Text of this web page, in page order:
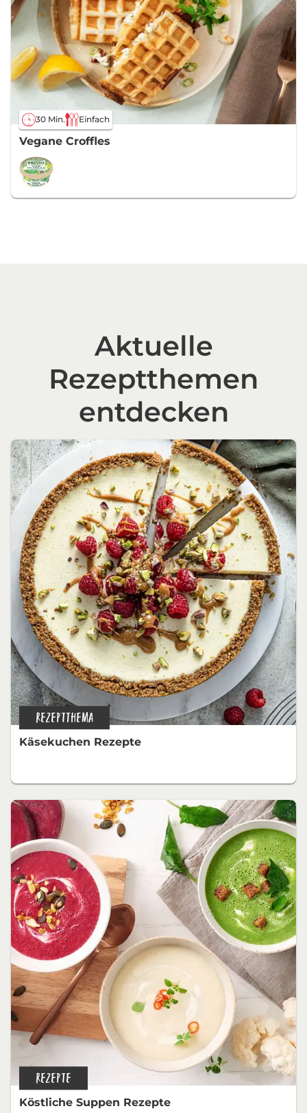
30 Min. Einfach
Vegane Croffles
Aktuelle
Rezeptthemen
entdecken
REZEPTTHEMA
Käsekuchen Rezepte
REZEPTE
Köstliche Suppen Rezepte